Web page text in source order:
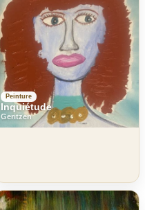
Peinture
Inquiétude
Geritzen